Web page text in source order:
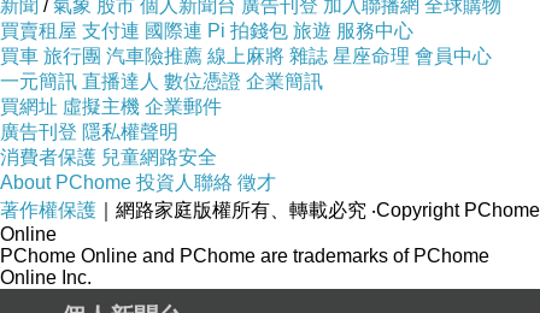
新聞 /氣象 股市 個人新聞台 廣告刊登 加入聯播網 全球購物
買賣租屋 支付連 國際連 Pi 拍錢包 旅遊 服務中心
買車 旅行團 汽車險推薦 線上麻將 雜誌 星座命理 會員中心
一元簡訊 直播達人 數位憑證 企業簡訊
買網址 虛擬主機 企業郵件
廣告刊登 隱私權聲明
消費者保護 兒童網路安全
About PChome 投資人聯絡 徵才
著作權保護 ｜網路家庭版權所有、轉載必究 ‧Copyright PChome
Online
PChome Online and PChome are trademarks of PChome
Online Inc.